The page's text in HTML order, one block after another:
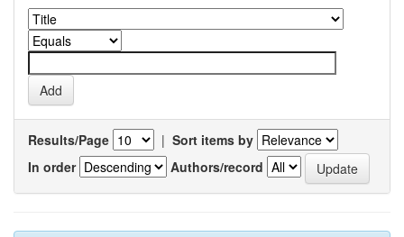
Results/Page | Sort items by
In order
Authors/record